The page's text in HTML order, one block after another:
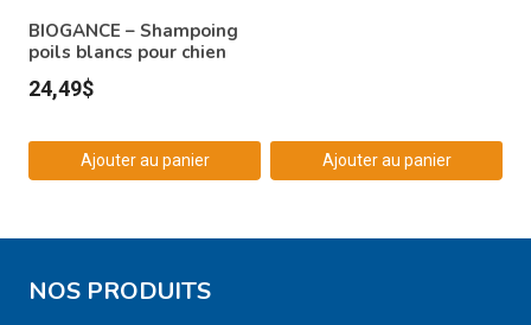
BIOGANCE – Shampoing
poils blancs pour chien
24,49$
Ajouter au panier Ajouter au panier
NOS PRODUITS